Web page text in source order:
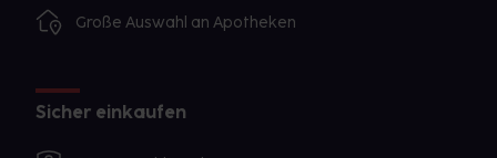
Große Auswahl an Apotheken
Sicher einkaufen